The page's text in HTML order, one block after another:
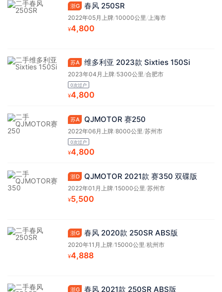
浙G 春风 250SR
2022年05月上牌/10000公里 /上海市
¥4,800
苏A 维多利亚 2023款 Sixties 150Si
2023年04月上牌/5300公里 /合肥市
0次过户
¥4,800
苏A QJMOTOR 赛250
2022年06月上牌/8000公里 /苏州市
0次过户
¥4,800
浙D QJMOTOR 2021款 赛350 双碟版
2022年01月上牌/15000公里 /苏州市
¥5,500
浙G 春风 2020款 250SR ABS版
2020年11月上牌/15000公里 /杭州市
¥4,888
浙G 春风 2021款 250SR ABS版